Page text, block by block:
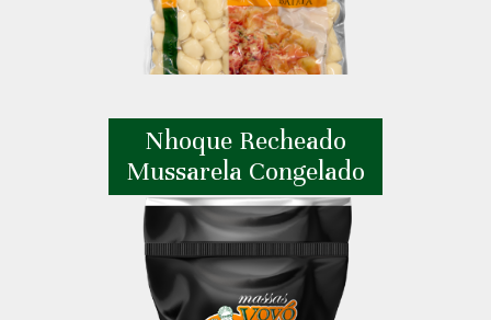
Nhoque Recheado
Mussarela Congelado